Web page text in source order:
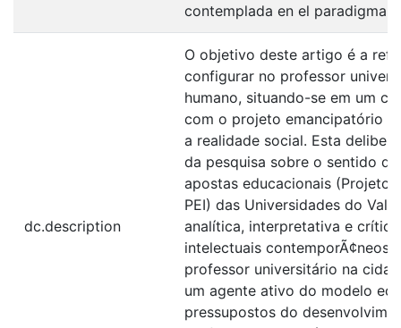
contemplada en el paradigma
dc.description
O objetivo deste artigo é a
configurar no professor
humano, situando-se em um
com o projeto emancipatório
a realidade social. Esta
da pesquisa sobre o sentido
apostas educacionais
PEI) das Universidades do
analítica, interpretativa e
intelectuais contemporÃ¢neos
professor universitário na
um agente ativo do modelo
pressupostos do